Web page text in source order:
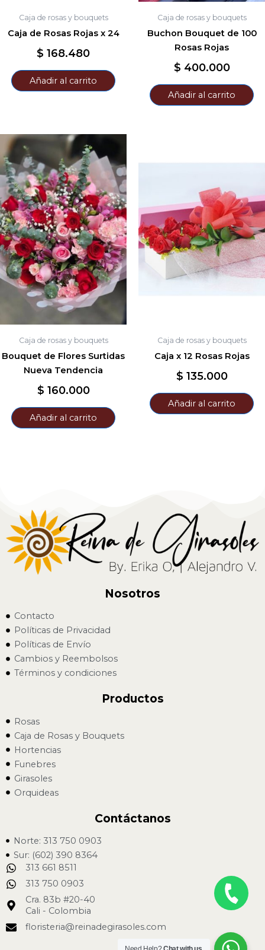
Caja de rosas y bouquets
Caja de Rosas Rojas x 24
$ 168.480
Añadir al carrito
Caja de rosas y bouquets
Buchon Bouquet de 100
Rosas Rojas
$ 400.000
Añadir al carrito
Caja de rosas y bouquets
Bouquet de Flores Surtidas
Nueva Tendencia
$ 160.000
Añadir al carrito
Caja de rosas y bouquets
Caja x 12 Rosas Rojas
$ 135.000
Añadir al carrito
Nosotros
Contacto
Políticas de Privacidad
Políticas de Envío
Cambios y Reembolsos
Términos y condiciones
Productos
Rosas
Caja de Rosas y Bouquets
Hortencias
Funebres
Girasoles
Orquideas
Contáctanos
Norte: 313 750 0903
Sur: (602) 390 8364
313 661 8511
313 750 0903
Cra. 83b #20-40
Cali - Colombia
floristeria@reinadegirasoles.com